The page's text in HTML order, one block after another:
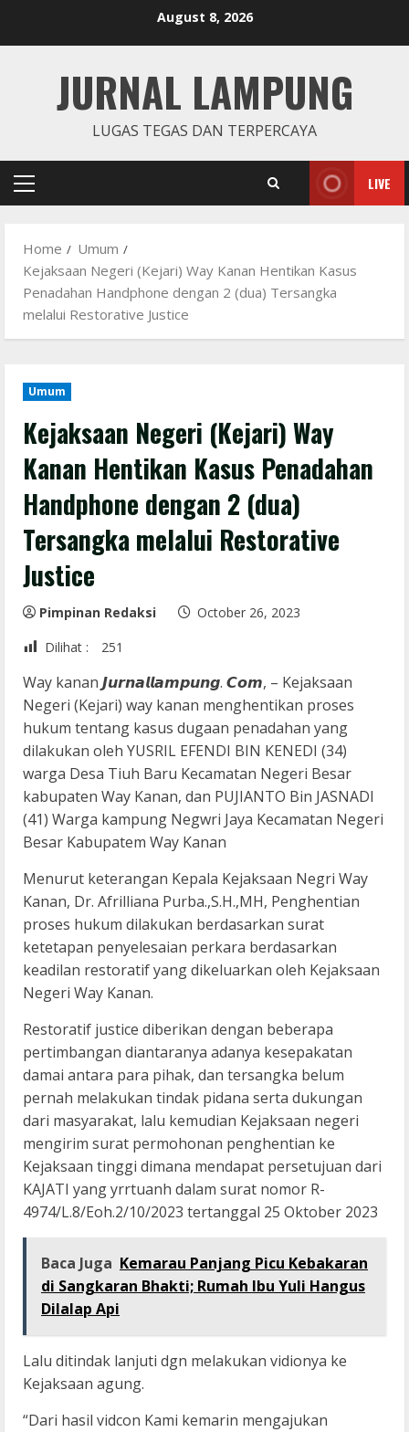
August 8, 2026
JURNAL LAMPUNG
LUGAS TEGAS DAN TERPERCAYA
Primary
LIVE
Home
Umum
Kejaksaan Negeri (Kejari) Way Kanan Hentikan Kasus
Penadahan Handphone dengan 2 (dua) Tersangka
melalui Restorative Justice
Umum
Kejaksaan Negeri (Kejari) Way
Kanan Hentikan Kasus Penadahan
Handphone dengan 2 (dua)
Tersangka melalui Restorative
Justice
Pimpinan Redaksi
October 26, 2023
Dilihat :
251
Way kanan 𝙅𝙪𝙧𝙣𝙖𝙡𝙡𝙖𝙢𝙥𝙪𝙣𝙜. 𝘾𝙤𝙢, – Kejaksaan
Negeri (Kejari) way kanan menghentikan proses
hukum tentang kasus dugaan penadahan yang
dilakukan oleh YUSRIL EFENDI BIN KENEDI (34)
warga Desa Tiuh Baru Kecamatan Negeri Besar
kabupaten Way Kanan, dan PUJIANTO Bin JASNADI
(41) Warga kampung Negwri Jaya Kecamatan Negeri
Besar Kabupatem Way Kanan
Menurut keterangan Kepala Kejaksaan Negri Way
Kanan, Dr. Afrilliana Purba.,S.H.,MH, Penghentian
proses hukum dilakukan berdasarkan surat
ketetapan penyelesaian perkara berdasarkan
keadilan restoratif yang dikeluarkan oleh Kejaksaan
Negeri Way Kanan.
Restoratif justice diberikan dengan beberapa
pertimbangan diantaranya adanya kesepakatan
damai antara para pihak, dan tersangka belum
pernah melakukan tindak pidana serta dukungan
dari masyarakat, lalu kemudian Kejaksaan negeri
mengirim surat permohonan penghentian ke
Kejaksaan tinggi dimana mendapat persetujuan dari
KAJATI yang yrrtuanh dalam surat nomor R-
4974/L.8/Eoh.2/10/2023 tertanggal 25 Oktober 2023
Baca Juga Kemarau Panjang Picu Kebakaran
di Sangkaran Bhakti; Rumah Ibu Yuli Hangus
Dilalap Api
Lalu ditindak lanjuti dgn melakukan vidionya ke
Kejaksaan agung.
“Dari hasil vidcon Kami kemarin mengajukan